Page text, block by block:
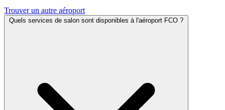
Trouver un autre aéroport
Quels services de salon sont disponibles à l'aéroport FCO ?